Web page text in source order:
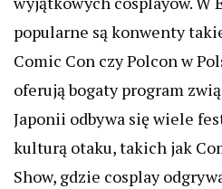
popularne są konwenty
Comic Con czy Polcon w
oferują bogaty program
Japonii odbywa się wiele
kulturą otaku, takich jak
Show, gdzie cosplay